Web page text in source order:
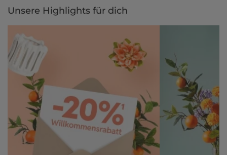
Unsere Highlights für dich